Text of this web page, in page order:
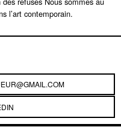
l’art contemporain.